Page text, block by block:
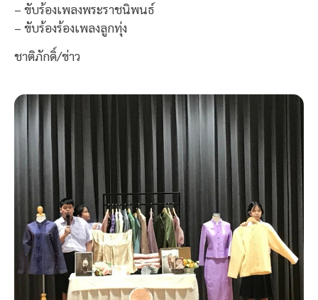
– ขับร้องเพลงพระราชนิพนธ์
– ขับร้องร้องเพลงลูกทุ่ง
ชาติภักดิ์/ข่าว